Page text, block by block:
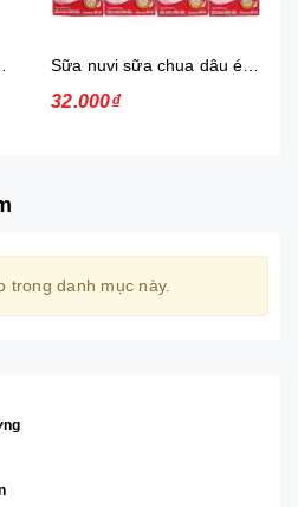
32.000₫
trong danh mục này.